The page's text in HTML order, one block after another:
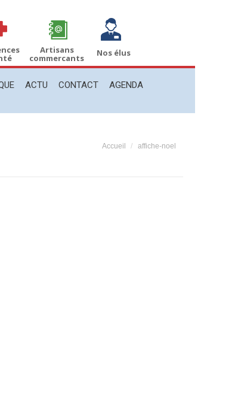
Artisans
commercants Nos élus
ACTU CONTACT AGENDA
Vous êtes ici :
Accueil affiche-noel
CONTACT AGENDA